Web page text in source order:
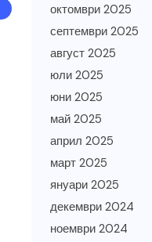
октомври 2025
септември 2025
август 2025
юли 2025
юни 2025
май 2025
април 2025
март 2025
януари 2025
декември 2024
ноември 2024